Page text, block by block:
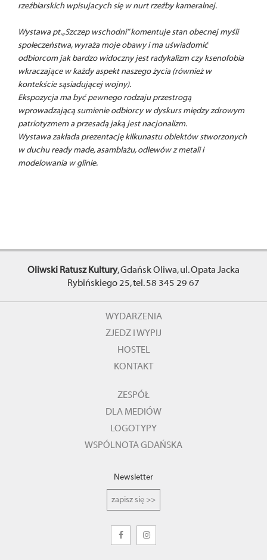
rzeźbiarskich wpisujacych się w nurt rzeźby kameralnej.
Wystawa pt. „Szczep wschodni” komentuje stan obecnej myśli
społeczeństwa, wyraża moje obawy i ma uświadomić
odbiorcom jak bardzo widoczny jest radykalizm czy ksenofobia
wkraczające w każdy aspekt naszego życia (również w
kontekście sąsiadującej wojny).
Ekspozycja ma być pewnego rodzaju przestrogą
wprowadzającą sumienie odbiorcy w dyskurs między zdrowym
patriotyzmem a przesadą jaką jest nacjonalizm.
Wystawa zakłada prezentację kilkunastu obiektów stworzonych
w duchu ready made, asamblażu, odlewów z metali i
modelowania w glinie.
Oliwski Ratusz Kultury, Gdańsk Oliwa, ul. Opata Jacka
Rybińskiego 25, tel. 58 345 29 67
WYDARZENIA
ZJEDZ I WYPIJ
HOSTEL
KONTAKT
ZESPÓŁ
DLA MEDIÓW
LOGOTYPY
WSPÓLNOTA GDAŃSKA
Newsletter
zapisz się >>